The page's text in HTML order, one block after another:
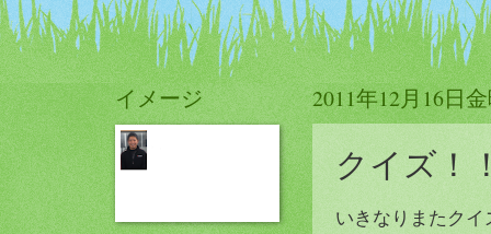
2011年12月16日
クイズ！
いきなりまたク
イメージ